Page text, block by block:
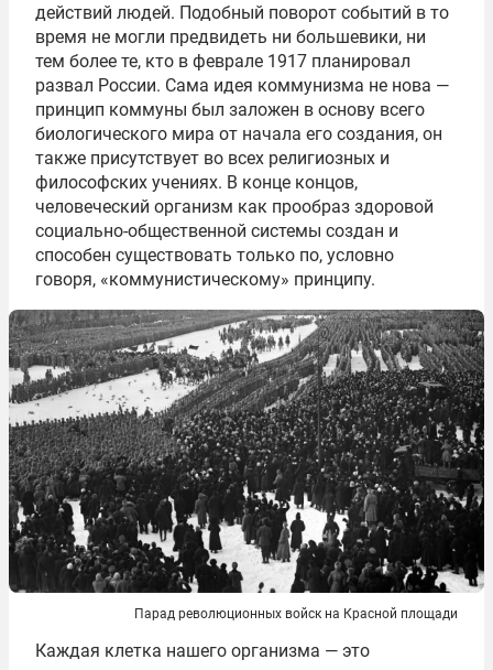
действий людей. Подобный поворот событий в то
время не могли предвидеть ни большевики, ни
тем более те, кто в феврале 1917 планировал
развал России. Сама идея коммунизма не нова —
принцип коммуны был заложен в основу всего
биологического мира от начала его создания, он
также присутствует во всех религиозных и
философских учениях. В конце концов,
человеческий организм как прообраз здоровой
социально-общественной системы создан и
способен существовать только по, условно
говоря, «коммунистическому» принципу.
Парад революционных войск на Красной площади
Каждая клетка нашего организма — это